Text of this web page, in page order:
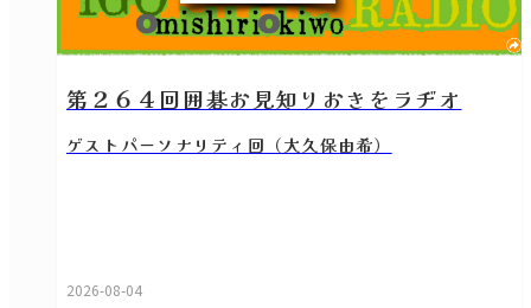
第２６４回囲碁お見知りおきをラヂオ
ゲストパーソナリティ回（大久保由希）
2026-08-04